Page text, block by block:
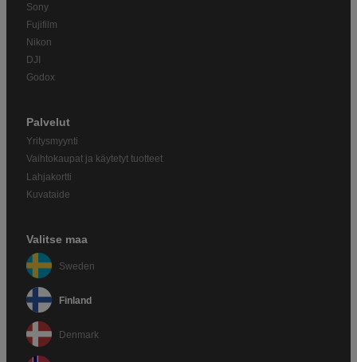
Sony
Fujifilm
Nikon
DJI
Godox
Palvelut
Yritysmyynti
Vaihtokaupat ja käytetyt tuotteet
Lahjakortti
Kuvataide
Valitse maa
Sweden
Finland
Denmark